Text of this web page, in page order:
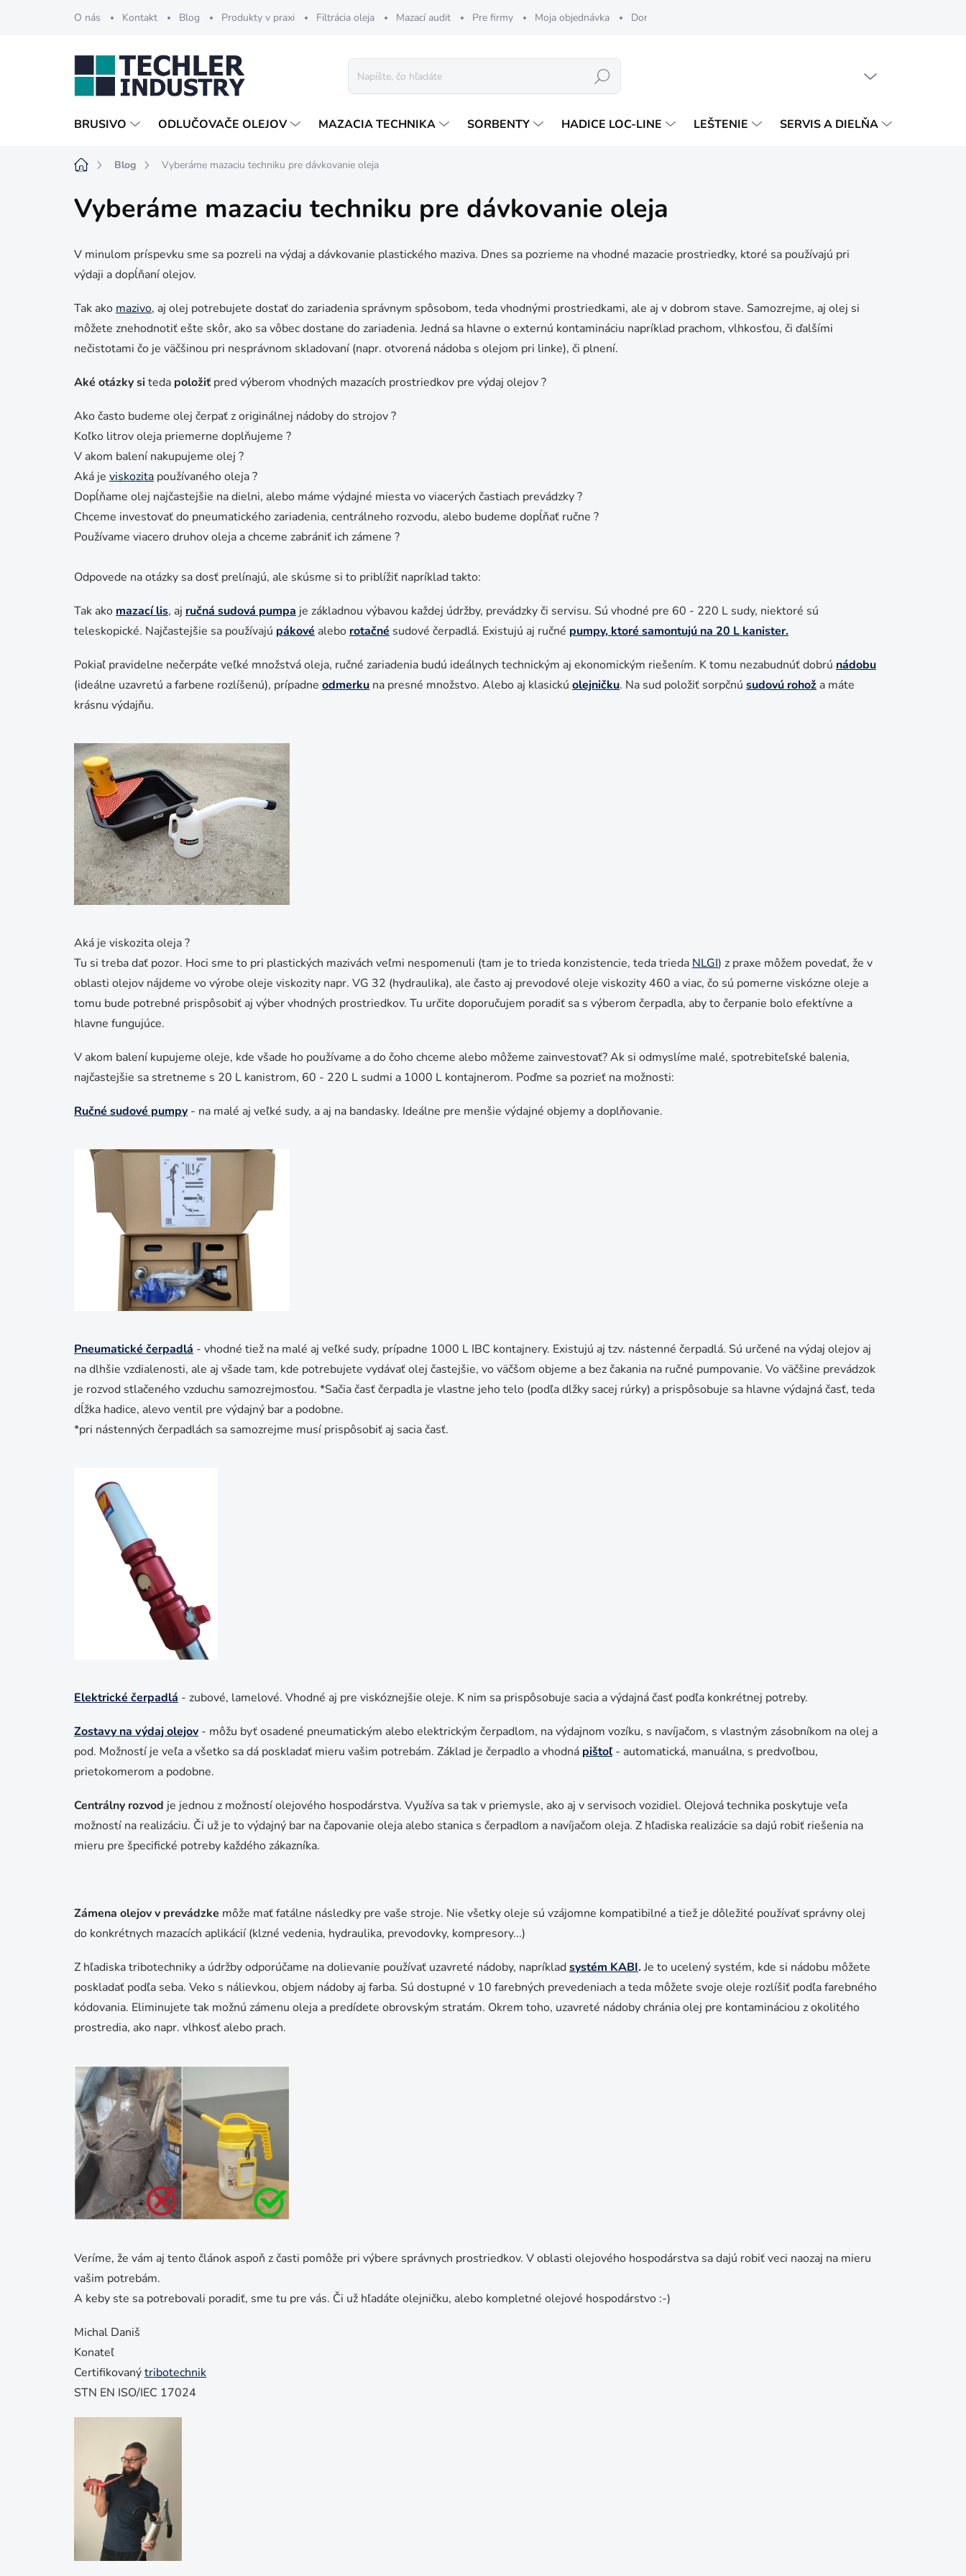
O nás Kontakt Blog Produkty v praxi Filtrácia oleja Mazací audit Pre firmy Moja objednávka Doručenie a platba
Hľadať
BRUSIVO ODLUČOVAČE OLEJOV MAZACIA TECHNIKA SORBENTY HADICE LOC-LINE LEŠTENIE SERVIS A DIELŇA
DomovBlog Vyberáme mazaciu techniku pre dávkovanie oleja
Vyberáme mazaciu techniku pre dávkovanie oleja
V minulom príspevku sme sa pozreli na výdaj a dávkovanie plastického maziva. Dnes sa pozrieme na vhodné mazacie prostriedky, ktoré sa používajú pri
výdaji a dopĺňaní olejov.
Tak ako mazivo, aj olej potrebujete dostať do zariadenia správnym spôsobom, teda vhodnými prostriedkami, ale aj v dobrom stave. Samozrejme, aj olej si
môžete znehodnotiť ešte skôr, ako sa vôbec dostane do zariadenia. Jedná sa hlavne o externú kontamináciu napríklad prachom, vlhkosťou, či ďalšími
nečistotami čo je väčšinou pri nesprávnom skladovaní (napr. otvorená nádoba s olejom pri linke), či plnení.
Aké otázky siteda položiťpred výberom vhodných mazacích prostriedkov pre výdaj olejov ?
Ako často budeme olej čerpať z originálnej nádoby do strojov ?
Koľko litrov oleja priemerne doplňujeme ?
V akom balení nakupujeme olej ?
Aká je viskozita používaného oleja ?
Dopĺňame olej najčastejšie na dielni, alebo máme výdajné miesta vo viacerých častiach prevádzky ?
Chceme investovať do pneumatického zariadenia, centrálneho rozvodu, alebo budeme dopĺňať ručne ?
Používame viacero druhov oleja a chceme zabrániť ich zámene ?
Odpovede na otázky sa dosť prelínajú, ale skúsme si to priblížiť napríklad takto:
Tak ako mazací lis, aj ručná sudová pumpa je základnou výbavou každej údržby, prevádzky či servisu. Sú vhodné pre 60 - 220 L sudy, niektoré sú
teleskopické. Najčastejšie sa používajú pákové alebo rotačné sudové čerpadlá. Existujú aj ručné pumpy, ktoré samontujú na 20 L kanister.
Pokiaľ pravidelne nečerpáte veľké množstvá oleja, ručné zariadenia budú ideálnych technickým aj ekonomickým riešením. K tomu nezabudnúť dobrú nádobu
(ideálne uzavretú a farbene rozlíšenú), prípadne odmerku na presné množstvo. Alebo aj klasickú olejničku. Na sud položiť sorpčnú sudovú rohož a máte
krásnu výdajňu.
Aká je viskozita oleja ?
Tu si treba dať pozor. Hoci sme to pri plastických mazivách veľmi nespomenuli (tam je to trieda konzistencie, teda trieda NLGI) z praxe môžem povedať, že v
oblasti olejov nájdeme vo výrobe oleje viskozity napr. VG 32 (hydraulika), ale často aj prevodové oleje viskozity 460 a viac, čo sú pomerne viskózne oleje a
tomu bude potrebné prispôsobiť aj výber vhodných prostriedkov. Tu určite doporučujem poradiť sa s výberom čerpadla, aby to čerpanie bolo efektívne a
hlavne fungujúce.
V akom balení kupujeme oleje, kde všade ho používame a do čoho chceme alebo môžeme zainvestovať? Ak si odmyslíme malé, spotrebiteľské balenia,
najčastejšie sa stretneme s 20 L kanistrom, 60 - 220 L sudmi a 1000 L kontajnerom. Poďme sa pozrieť na možnosti:
Ručné sudové pumpy - na malé aj veľké sudy, a aj na bandasky. Ideálne pre menšie výdajné objemy a doplňovanie.
Pneumatické čerpadlá - vhodné tiež na malé aj veľké sudy, prípadne 1000 L IBC kontajnery. Existujú aj tzv. nástenné čerpadlá. Sú určené na výdaj olejov aj
na dlhšie vzdialenosti, ale aj všade tam, kde potrebujete vydávať olej častejšie, vo väčšom objeme a bez čakania na ručné pumpovanie. Vo väčšine prevádzok
je rozvod stlačeného vzduchu samozrejmosťou. *Sačia časť čerpadla je vlastne jeho telo (podľa dlžky sacej rúrky) a prispôsobuje sa hlavne výdajná časť, teda
dĺžka hadice, alevo ventil pre výdajný bar a podobne.
*pri nástenných čerpadlách sa samozrejme musí prispôsobiť aj sacia časť.
Elektrické čerpadlá - zubové, lamelové. Vhodné aj pre viskóznejšie oleje. K nim sa prispôsobuje sacia a výdajná časť podľa konkrétnej potreby.
Zostavy na výdaj olejov - môžu byť osadené pneumatickým alebo elektrickým čerpadlom, na výdajnom vozíku, s navíjačom, s vlastným zásobníkom na olej a
pod. Možností je veľa a všetko sa dá poskladať mieru vašim potrebám. Základ je čerpadlo a vhodná pištoľ - automatická, manuálna, s predvoľbou,
prietokomerom a podobne.
Centrálny rozvod je jednou z možností olejového hospodárstva. Využíva sa tak v priemysle, ako aj v servisoch vozidiel. Olejová technika poskytuje veľa
možností na realizáciu. Či už je to výdajný bar na čapovanie oleja alebo stanica s čerpadlom a navíjačom oleja. Z hľadiska realizácie sa dajú robiť riešenia na
mieru pre špecifické potreby každého zákazníka.
Zámena olejov v prevádzke môže mať fatálne následky pre vaše stroje. Nie všetky oleje sú vzájomne kompatibilné a tiež je dôležité používať správny olej
do konkrétnych mazacích aplikácií (klzné vedenia, hydraulika, prevodovky, kompresory...)
Z hľadiska tribotechniky a údržby odporúčame na dolievanie používať uzavreté nádoby, napríkladsystém KABI. Je to ucelený systém, kde si nádobu môžete
poskladať podľa seba. Veko s nálievkou, objem nádoby aj farba. Sú dostupné v 10 farebných prevedeniach a teda môžete svoje oleje rozlíšiť podľa farebného
kódovania. Eliminujete tak možnú zámenu oleja a predídete obrovským stratám. Okrem toho, uzavreté nádoby chránia olej pre kontamináciou z okolitého
prostredia, ako napr. vlhkosť alebo prach.
Veríme, že vám aj tento článok aspoň z časti pomôže pri výbere správnych prostriedkov. V oblasti olejového hospodárstva sa dajú robiť veci naozaj na mieru
vašim potrebám.
A keby ste sa potrebovali poradiť, sme tu pre vás. Či už hľadáte olejničku, alebo kompletné olejové hospodárstvo :-)
Michal Daniš
Konateľ
Certifikovanýtribotechnik
STN EN ISO/IEC 17024